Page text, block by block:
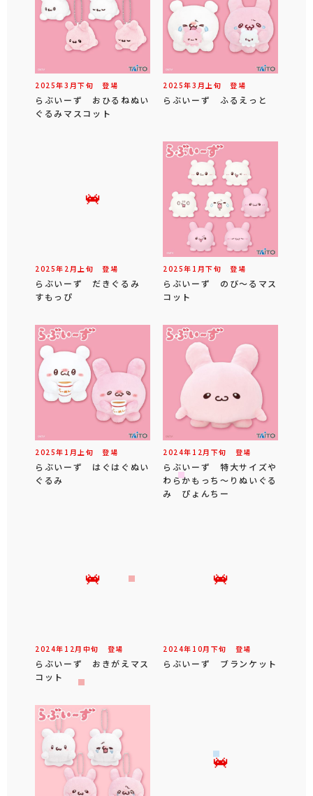
2025年3 月下旬 登場
らぶいーず おひるねぬい
ぐるみマスコット
2025年3 月 上旬 登場
らぶいーず ふるえっと
2025年 2 月 上旬 登場
らぶいーず だきぐるみ
すもっぴ
2025年 1 月下旬 登場
らぶいーず のび～るマス
コット
2025年 1 月 上旬 登場
らぶいーず はぐはぐぬい
ぐるみ
2024年 12 月 下旬 登場
らぶいーず 特大サイズや
わらかもっち～りぬいぐる
み ぴょんちー
2024年 12 月 中旬 登場
らぶいーず おきがえマス
コット
2024年 10月 下旬 登場
らぶいーず ブランケット